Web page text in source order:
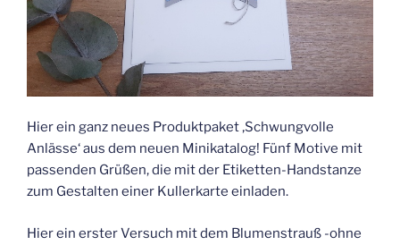
Hier ein ganz neues Produktpaket ‚Schwungvolle
Anlässe‘ aus dem neuen Minikatalog! Fünf Motive mit
passenden Grüßen, die mit der Etiketten-Handstanze
zum Gestalten einer Kullerkarte einladen.
Hier ein erster Versuch mit dem Blumenstrauß -ohne